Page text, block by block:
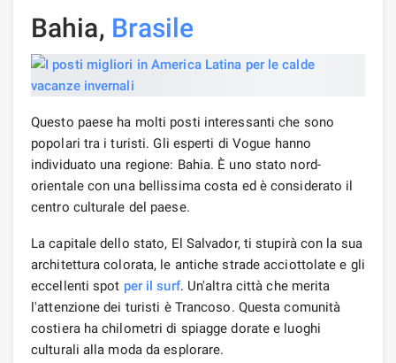
Bahia, Brasile
Questo paese ha molti posti interessanti che sono
popolari tra i turisti. Gli esperti di Vogue hanno
individuato una regione: Bahia. È uno stato nord-
orientale con una bellissima costa ed è considerato il
centro culturale del paese.
La capitale dello stato, El Salvador, ti stupirà con la sua
architettura colorata, le antiche strade acciottolate e gli
eccellenti spot per il surf. Un'altra città che merita
l'attenzione dei turisti è Trancoso. Questa comunità
costiera ha chilometri di spiagge dorate e luoghi
culturali alla moda da esplorare.